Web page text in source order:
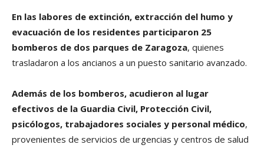
En las labores de extinción, extracción del humo y
evacuación de los residentes participaron 25
bomberos de dos parques de Zaragoza, quienes
trasladaron a los ancianos a un puesto sanitario avanzado.
Además de los bomberos, acudieron al lugar
efectivos de la Guardia Civil, Protección Civil,
psicólogos, trabajadores sociales y personal médico,
provenientes de servicios de urgencias y centros de salud